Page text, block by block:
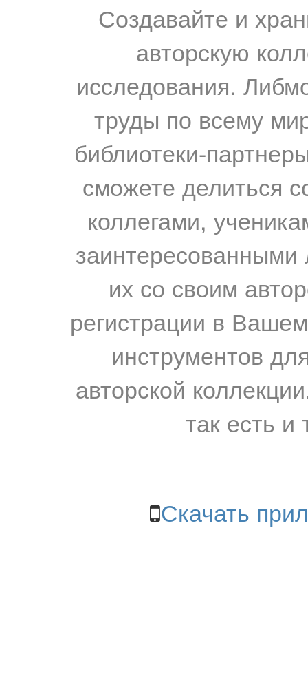
Создавайте и
авторскую
исследования.
труды по всему
библиотеки-
сможете делиться
коллегами,
их со своим
регистрации в
инструментов
авторской
так есть и
Скачать